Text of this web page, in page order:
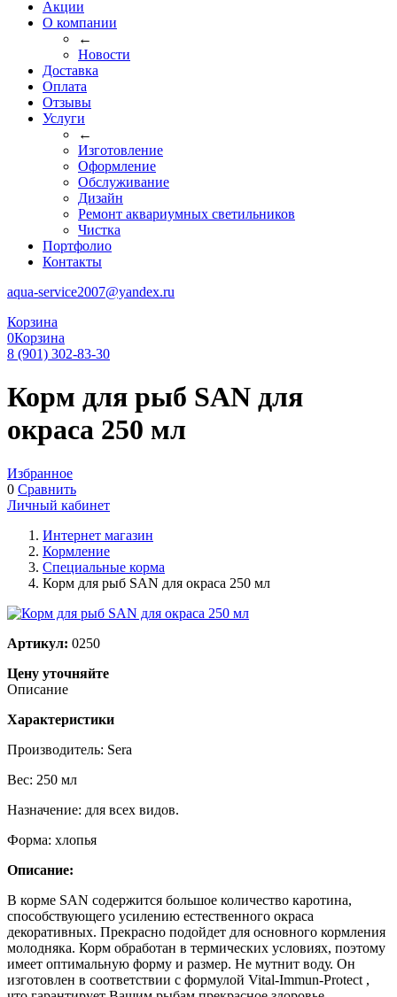
Акции
О компании
←
Новости
Доставка
Оплата
Отзывы
Услуги
←
Изготовление
Оформление
Обслуживание
Дизайн
Ремонт аквариумных светильников
Чистка
Портфолио
Контакты
aqua-service2007@yandex.ru
Корзина
0Корзина
8 (901) 302-83-30
Корм для рыб SAN для
окраса 250 мл
Избранное
0 Сравнить
Личный кабинет
Интернет магазин
Кормление
Специальные корма
Корм для рыб SAN для окраса 250 мл
Артикул: 0250
Цену уточняйте
Описание
Характеристики
Производитель: Sera
Вес: 250 мл
Назначение: для всех видов.
Форма: хлопья
Описание:
В корме SAN содержится большое количество каротина,
способствующего усилению естественного окраса
декоративных. Прекрасно подойдет для основного кормления
молодняка. Корм обработан в термических условиях, поэтому
имеет оптимальную форму и размер. Не мутнит воду. Он
изготовлен в соответствии c формулой Vital-Immun-Protect ,